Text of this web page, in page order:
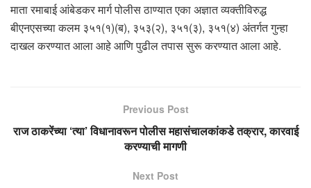
माता रमाबाई आंबेडकर मार्ग पोलीस ठाण्यात एका अज्ञात व्यक्तीविरुद्ध
बीएनएसच्या कलम ३५१(१)(ब), ३५३(२), ३५१(३), ३५१(४) अंतर्गत गुन्हा
दाखल करण्यात आला आहे आणि पुढील तपास सुरू करण्यात आला आहे.
Previous Post
राज ठाकरेंच्या ‘त्या’ विधानावरून पोलीस महासंचालकांकडे तक्रार, कारवाई
करण्याची मागणी
Next Post